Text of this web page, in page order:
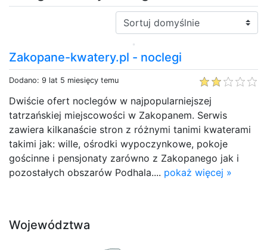
Sortuj:
Zakopane-kwatery.pl - noclegi
Dodano: 9 lat 5 miesięcy temu
Dwiście ofert noclegów w najpopularniejszej
tatrzańskiej miejscowości w Zakopanem. Serwis
zawiera kilkanaście stron z różnymi tanimi kwaterami
takimi jak: wille, ośrodki wypoczynkowe, pokoje
gościnne i pensjonaty zarówno z Zakopanego jak i
pozostałych obszarów Podhala.... pokaż więcej »
Województwa